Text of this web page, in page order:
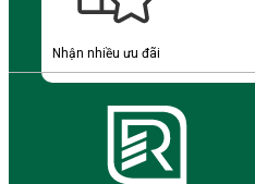
Nhận nhiều ưu đãi